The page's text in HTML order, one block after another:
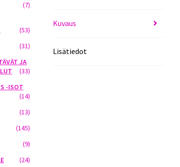
Kuvaus
Lisätiedot
(7)
(53)
(31)
JA
(33)
-ISOT
(14)
(13)
(145)
(9)
(24)